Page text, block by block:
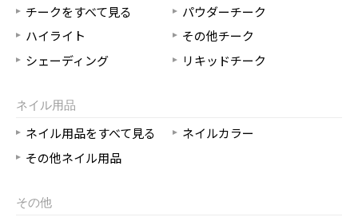
チークをすべて見る
パウダーチーク
ハイライト
その他チーク
シェーディング
リキッドチーク
ネイル用品
ネイル用品をすべて見る
ネイルカラー
その他ネイル用品
その他